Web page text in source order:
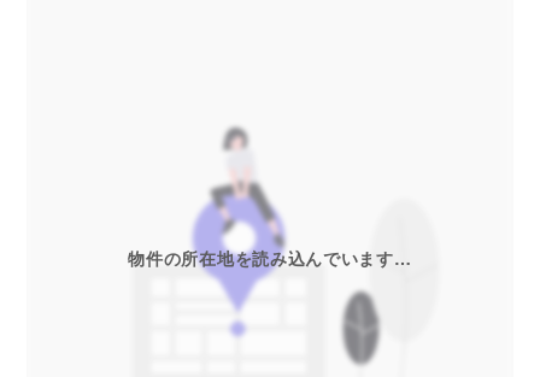
物件の所在地を読み込んでいます…